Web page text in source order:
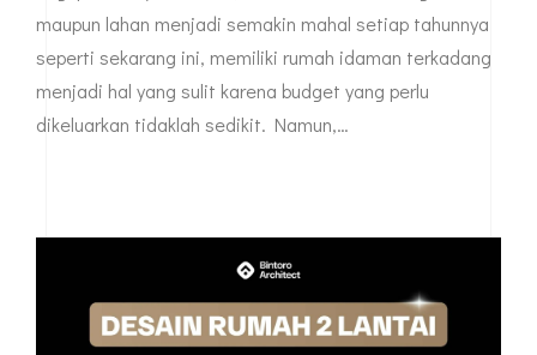
merupakan dambaan setiap orang. Apalagi jika rumah
tersebut telah menjadi milik sendiri, tentu akan
menciptakan rasa kebanggaaan sekaligus kebahagiaan
bagi pemiliknya. Namun, di zaman dimana harga rumah